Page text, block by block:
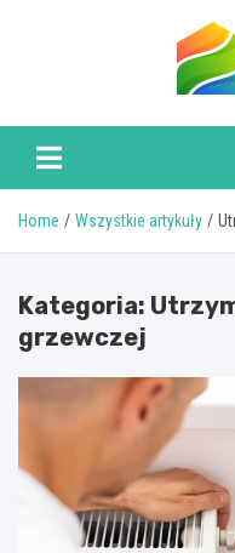
Home Wszystkie artykuły
Kategoria:
grzewczej